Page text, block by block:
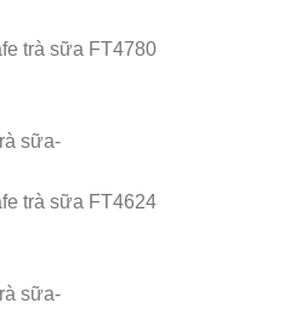
trà sữa FT4780
trà sữa FT4624